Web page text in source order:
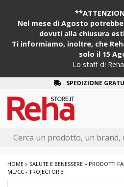
Nel mese di Agosto
dovuti alla chiusura
Ti informiamo, inoltre, che
solo il 15
Lo staff di
SPEDIZIONE
HOME » SALUTE E BENESSERE » PRODOTTI
ML/CC - TROJECTOR 3